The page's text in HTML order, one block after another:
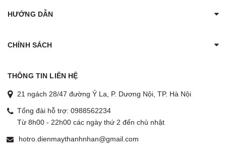
HƯỚNG DẪN
CHÍNH SÁCH
THÔNG TIN LIÊN HỆ
21 ngách 28/47 đường Ỷ La, P. Dương Nội, TP. Hà Nội
Tổng đài hỗ trợ: 0988562234
Từ 8h00 - 22h00 các ngày thứ 2 đến chủ nhật
hotro.dienmaythanhnhan@gmail.com